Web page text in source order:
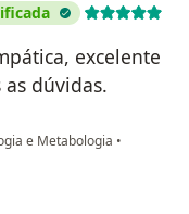
excelente
dúvidas.
e Metabologia •